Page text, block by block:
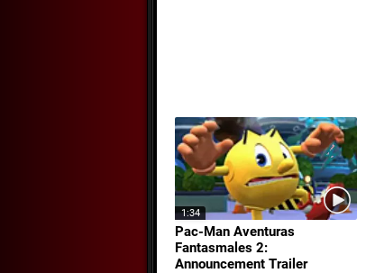
1:34
Pac-Man Aventuras
Fantasmales 2:
Announcement Trailer